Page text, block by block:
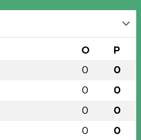
O P
0 0
0 0
0 0
0 0